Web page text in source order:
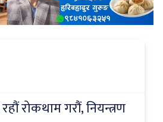
रोकथाम गरौं, नियन्त्रण